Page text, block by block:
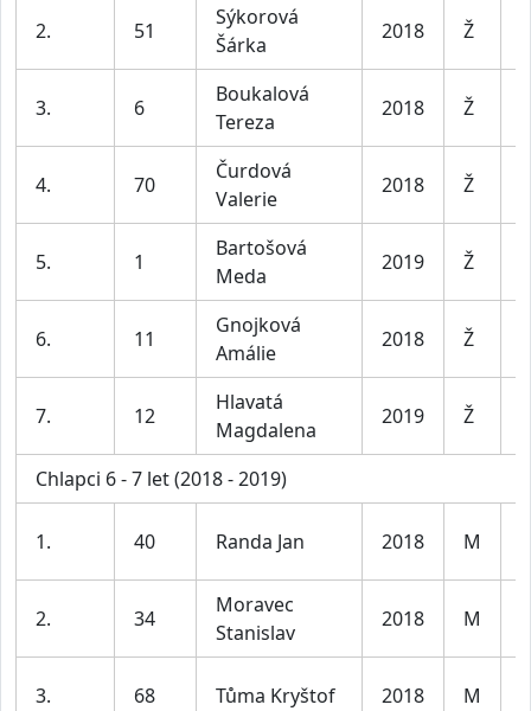
2. 51
Sýkorová
Šárka
2018 Ž
3. 6
Boukalová
Tereza
2018 Ž
4. 70
Čurdová
Valerie
2018 Ž
5. 1
Bartošová
Meda
2019 Ž
6. 11
Gnojková
Amálie
2018 Ž
7. 12
Hlavatá
Magdalena
2019 Ž
Chlapci 6 - 7 let (2018 - 2019)
1. 40 Randa Jan 2018 M
2. 34
Moravec
Stanislav
2018 M
3. 68 Tůma Kryštof 2018 M